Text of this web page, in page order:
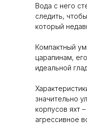
Вода с него
следить,
который
Компактный
царапинам,
идеальной
значительно
корпусов яхт
агрессивное